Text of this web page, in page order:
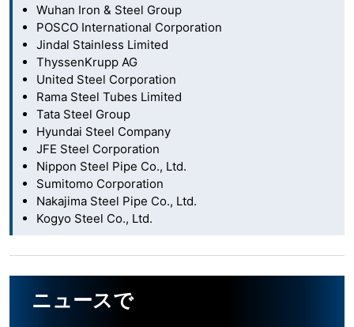
Wuhan Iron & Steel Group
POSCO International Corporation
Jindal Stainless Limited
ThyssenKrupp AG
United Steel Corporation
Rama Steel Tubes Limited
Tata Steel Group
Hyundai Steel Company
JFE Steel Corporation
Nippon Steel Pipe Co., Ltd.
Sumitomo Corporation
Nakajima Steel Pipe Co., Ltd.
Kogyo Steel Co., Ltd.
ニュースで